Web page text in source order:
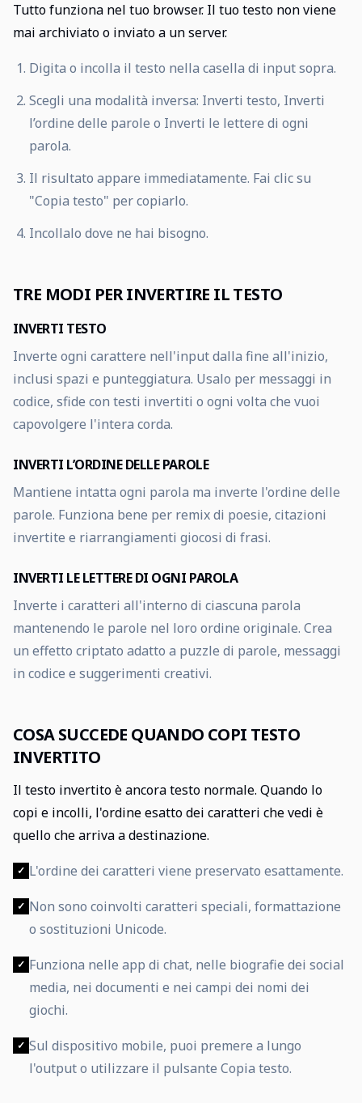
Tutto funziona nel tuo browser. Il tuo testo non viene
mai archiviato o inviato a un server.
Digita o incolla il testo nella casella di input sopra.
Scegli una modalità inversa: Inverti testo, Inverti
l’ordine delle parole o Inverti le lettere di ogni
parola.
Il risultato appare immediatamente. Fai clic su
"Copia testo" per copiarlo.
Incollalo dove ne hai bisogno.
TRE MODI PER INVERTIRE IL TESTO
INVERTI TESTO
Inverte ogni carattere nell'input dalla fine all'inizio,
inclusi spazi e punteggiatura. Usalo per messaggi in
codice, sfide con testi invertiti o ogni volta che vuoi
capovolgere l'intera corda.
INVERTI L’ORDINE DELLE PAROLE
Mantiene intatta ogni parola ma inverte l'ordine delle
parole. Funziona bene per remix di poesie, citazioni
invertite e riarrangiamenti giocosi di frasi.
INVERTI LE LETTERE DI OGNI PAROLA
Inverte i caratteri all'interno di ciascuna parola
mantenendo le parole nel loro ordine originale. Crea
un effetto criptato adatto a puzzle di parole, messaggi
in codice e suggerimenti creativi.
COSA SUCCEDE QUANDO COPI TESTO
INVERTITO
Il testo invertito è ancora testo normale. Quando lo
copi e incolli, l'ordine esatto dei caratteri che vedi è
quello che arriva a destinazione.
✓ L'ordine dei caratteri viene preservato esattamente.
✓ Non sono coinvolti caratteri speciali, formattazione
o sostituzioni Unicode.
✓ Funziona nelle app di chat, nelle biografie dei social
media, nei documenti e nei campi dei nomi dei
giochi.
✓ Sul dispositivo mobile, puoi premere a lungo
l'output o utilizzare il pulsante Copia testo.